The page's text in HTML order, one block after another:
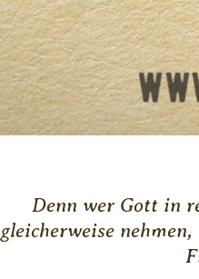
Denn wer Gott in
gleicherweise